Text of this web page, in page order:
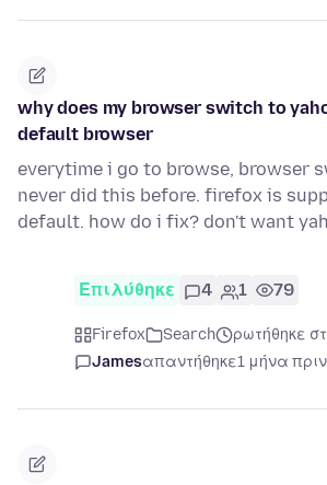
why does my browser switch to
default browser
everytime i go to browse, browser
never did this before. firefox is
default. how do i fix? don't want
Επιλύθηκε 4 1 79
Firefox Search
ρωτήθηκε
Jamesαπαντήθηκε1 μήνα πριν